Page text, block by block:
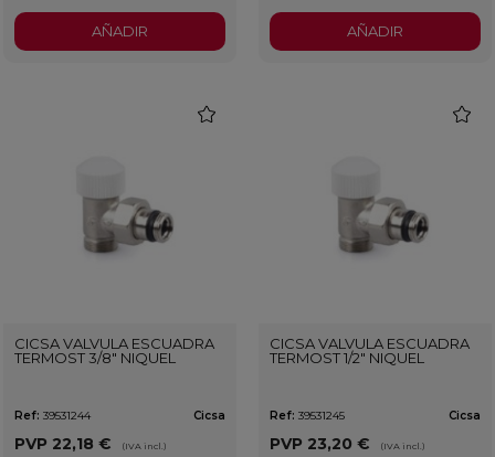
AÑADIR AÑADIR
CICSA VALVULA ESCUADRA
TERMOST 3/8" NIQUEL
Ref: 39531244 Cicsa
PVP 22,18 € (IVA incl.)
CICSA VALVULA ESCUADRA
TERMOST 1/2" NIQUEL
Ref: 39531245 Cicsa
PVP 23,20 € (IVA incl.)